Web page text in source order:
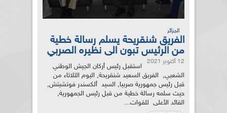
الجزائر
الفريق شنقريحة يسلم رسالة خطية
من الرئيس تبون الى نظيره الصربي
12 أكتوبر 2021
استقبل رئيس أركان الجيش الوطني
الشعبي, الفريق السعيد شنقريحة, اليوم الثلاثاء من
قبل رئيس جمهورية صربيا, السيد ألكسندر فوتشيتش,
حيث سلمه رسالة خطية من قبل رئيس الجمهورية,
القائد الأعلى للقوات...